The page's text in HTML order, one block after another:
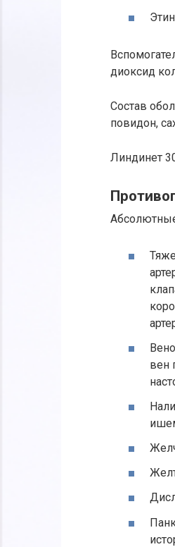
диоксид
Состав
повидон,
Линдинет
вен